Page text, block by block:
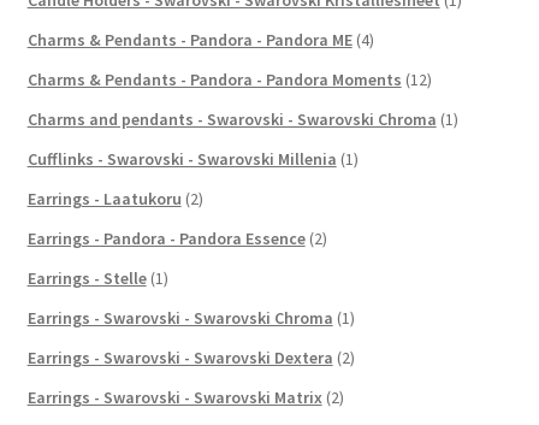
Charms & Pendants - Pandora - Pandora ME (4)
Charms & Pendants - Pandora - Pandora Moments (12)
Charms and pendants - Swarovski - Swarovski Chroma (1)
Cufflinks - Swarovski - Swarovski Millenia (1)
Earrings - Laatukoru (2)
Earrings - Pandora - Pandora Essence (2)
Earrings - Stelle (1)
Earrings - Swarovski - Swarovski Chroma (1)
Earrings - Swarovski - Swarovski Dextera (2)
Earrings - Swarovski - Swarovski Matrix (2)